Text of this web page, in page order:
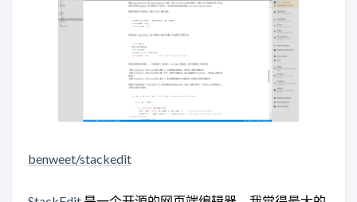
benweet/stackedit